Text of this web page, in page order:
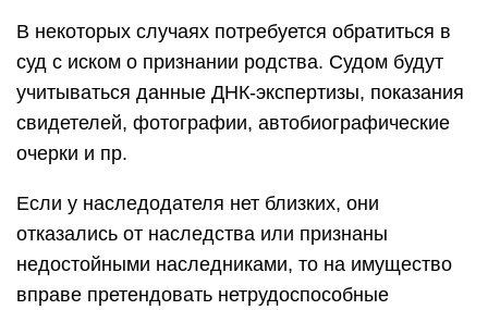
В некоторых случаях потребуется обратиться в
суд с иском о признании родства. Судом будут
учитываться данные ДНК-экспертизы, показания
свидетелей, фотографии, автобиографические
очерки и пр.
Если у наследодателя нет близких, они
отказались от наследства или признаны
недостойными наследниками, то на имущество
вправе претендовать нетрудоспособные